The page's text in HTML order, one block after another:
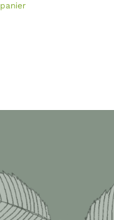
panier